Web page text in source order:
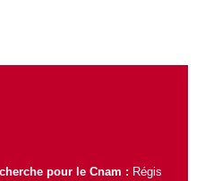
pour le Cnam : Régis